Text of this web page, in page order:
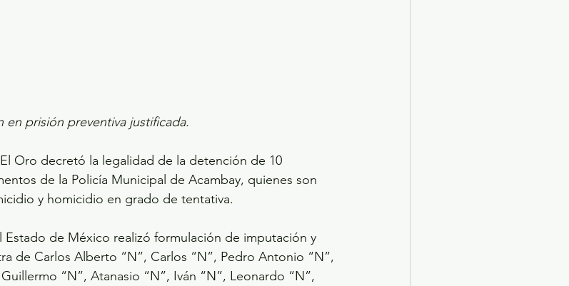
prisión preventiva justificada.
Oro decretó la legalidad de la detención de 10
de la Policía Municipal de Acambay, quienes son
y homicidio en grado de tentativa.
Estado de México realizó formulación de imputación y
de Carlos Alberto “N”, Carlos “N”, Pedro Antonio “N”,
“N”, Atanasio “N”, Iván “N”, Leonardo “N”,